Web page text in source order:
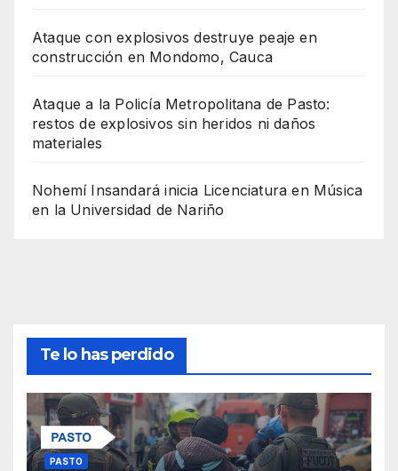
Ataque con explosivos destruye peaje en
construcción en Mondomo, Cauca
Ataque a la Policía Metropolitana de Pasto:
restos de explosivos sin heridos ni daños
materiales
Nohemí Insandará inicia Licenciatura en Música
en la Universidad de Nariño
Te lo has perdido
PASTO